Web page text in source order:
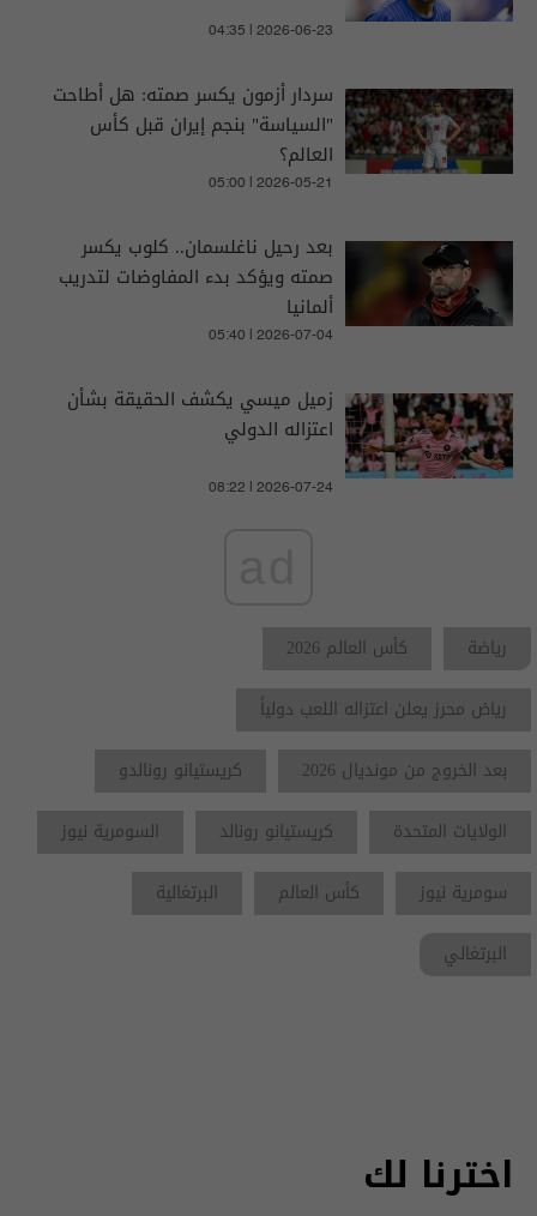
04:35 | 2026-06-23
سردار أزمون يكسر صمته: هل أطاحت
"السياسة" بنجم إيران قبل كأس
العالم؟
05:00 | 2026-05-21
بعد رحيل ناغلسمان.. كلوب يكسر
صمته ويؤكد بدء المفاوضات لتدريب
ألمانيا
05:40 | 2026-07-04
زميل ميسي يكشف الحقيقة بشأن
اعتزاله الدولي
08:22 | 2026-07-24
رياضة
كأس العالم 2026
رياض محرز يعلن اعتزاله اللعب دولياً
بعد الخروج من مونديال 2026
كريستيانو رونالدو
الولايات المتحدة
كريستيانو رونالد
السومرية نيوز
سومرية نيوز
كأس العالم
البرتغالية
البرتغالي
اخترنا لك